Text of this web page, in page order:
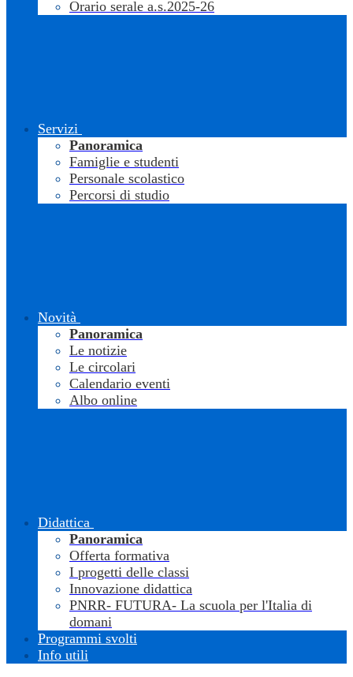
Orario serale a.s.2025-26
Servizi
Panoramica
Famiglie e studenti
Personale scolastico
Percorsi di studio
Novità
Panoramica
Le notizie
Le circolari
Calendario eventi
Albo online
Didattica
Panoramica
Offerta formativa
I progetti delle classi
Innovazione didattica
PNRR- FUTURA- La scuola per l'Italia di
domani
Programmi svolti
Info utili